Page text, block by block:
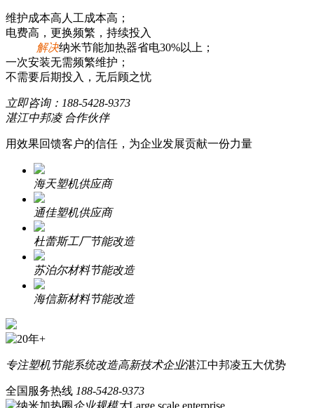
维护成本高人工成本高；
电费高，更换频繁，持续投入
解决纳米节能加热器省电30%以上；
一次安装无需频繁维护；
不需要后期投入，无后顾之忧
立即咨询： 188-5428-9373
湛江中邦凌 合作伙伴
用效果回馈客户的信任，为企业发展贡献一份力量
海天塑机供应商
通佳塑机供应商
杜蕾斯工厂节能改造
苏泊尔材料节能改造
海信新材料节能改造
专注塑机节能系统改造高新技术企业湛江中邦凌五大优势
全国服务热线 188-5428-9373
企业规模大Large scale enterprise